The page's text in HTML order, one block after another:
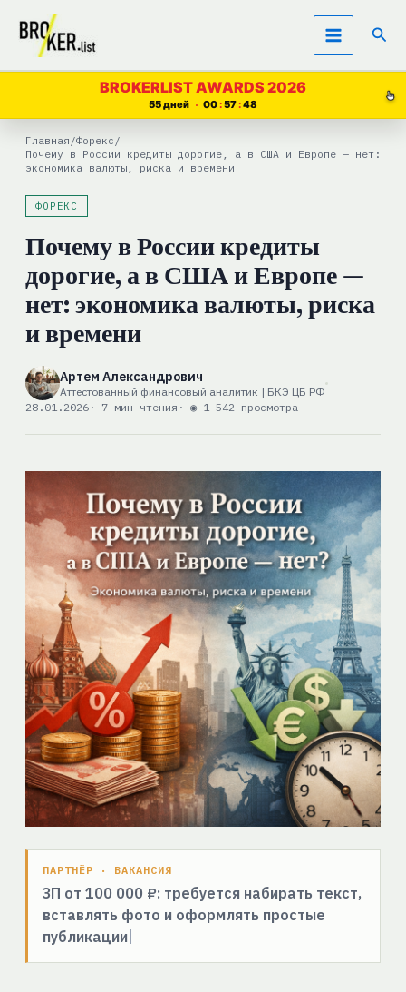
Перейти
содержимому
BROKERLIST AWARDS 2026
55 дней 00 57 47
Главная /Форекс /
Почему в России кредиты дорогие, а в США и Европе — нет:
экономика валюты, риска и времени
ФОРЕКС
Почему в России кредиты
дорогие, а в США и Европе —
нет: экономика валюты, риска
и времени
Артем Александрович
Аттестованный финансовый аналитик | БКЭ ЦБ РФ
28.01.2026· 7 мин чтения · ◉ 1 542 просмотра
ПАРТНЁР · ВАКАНСИЯ
ЗП от 100 000 ₽: требуется набирать текст,
вставлять фото и оформлять простые
публикации